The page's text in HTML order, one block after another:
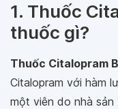
1. Thuốc
thuốc gì?
Thuốc Citalopram
Citalopram với hàm
một viên do nhà